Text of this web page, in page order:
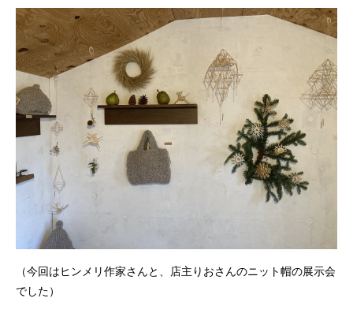
（今回はヒンメリ作家さんと、店主りおさんのニット帽の展示会
でした）